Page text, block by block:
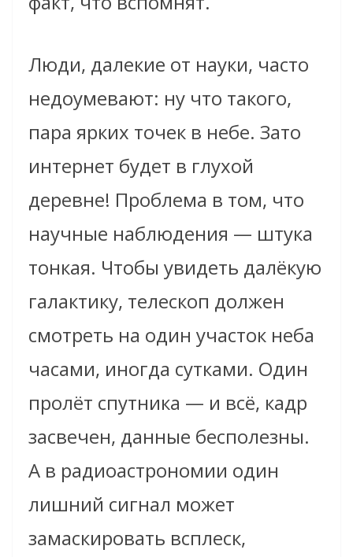
Люди, далекие от науки, часто
недоумевают: ну что такого,
пара ярких точек в небе. Зато
интернет будет в глухой
деревне! Проблема в том, что
научные наблюдения — штука
тонкая. Чтобы увидеть далёкую
галактику, телескоп должен
смотреть на один участок неба
часами, иногда сутками. Один
пролёт спутника — и всё, кадр
засвечен, данные бесполезны.
А в радиоастрономии один
лишний сигнал может
замаскировать всплеск,